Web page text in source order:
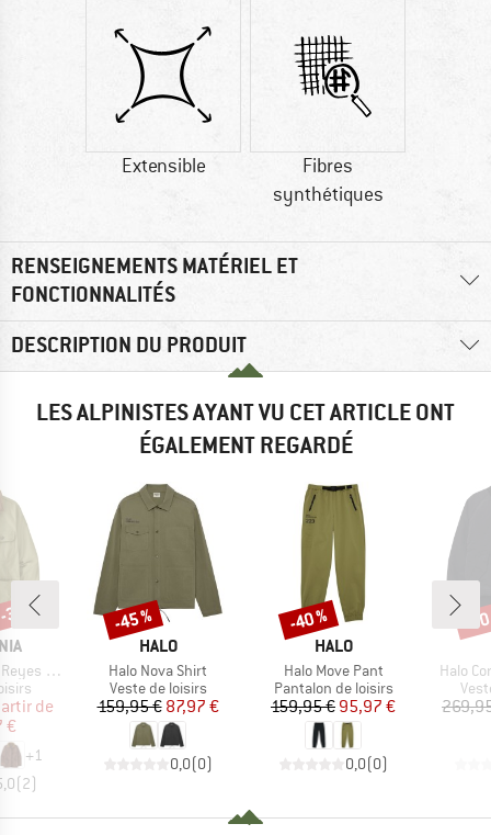
Extensible
Fibres
synthétiques
RENSEIGNEMENTS MATÉRIEL ET
FONCTIONNALITÉS
DESCRIPTION DU PRODUIT
LES ALPINISTES AYANT VU CET ARTICLE ONT
ÉGALEMENT REGARDÉ
Coat
réduit
de
€
+1
(2)
%
MARQUE
HALO
Article
Halo Nova Shirt
Product group
Veste de loisirs
Prix
159,95 €Prix réduit
87,97 €
0,0(0)
Remise
-45 %
MARQUE
HALO
Article
Halo Move Pant
Product group
Pantalon de loisirs
Prix
159,95 €Prix réduit
95,97 €
0,0(0)
Remise
-40 %
Article
Halo
-